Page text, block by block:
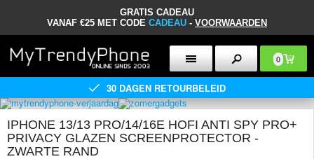
GRATIS CADEAU
VANAF €25 MET CODE CADEAU - VOORWAARDEN
0
30 DAGEN RETOURBELEID
IPHONE 13/13 PRO/14/16E HOFI ANTI SPY PRO+
PRIVACY GLAZEN SCREENPROTECTOR -
ZWARTE RAND